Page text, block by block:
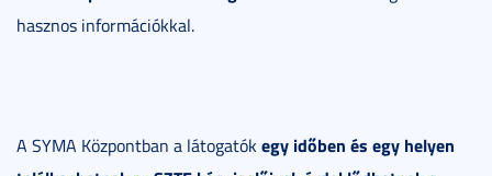
hasznos információkkal.
A SYMA Központban a látogatókegy időben és egy helyen